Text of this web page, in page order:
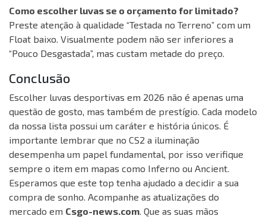
Como escolher luvas se o orçamento for limitado?
Preste atenção à qualidade “Testada no Terreno” com um
Float baixo. Visualmente podem não ser inferiores a
“Pouco Desgastada”, mas custam metade do preço.
Conclusão
Escolher luvas desportivas em 2026 não é apenas uma
questão de gosto, mas também de prestígio. Cada modelo
da nossa lista possui um caráter e história únicos. É
importante lembrar que no CS2 a iluminação
desempenha um papel fundamental, por isso verifique
sempre o item em mapas como Inferno ou Ancient.
Esperamos que este top tenha ajudado a decidir a sua
compra de sonho. Acompanhe as atualizações do
mercado em Csgo-news.com. Que as suas mãos